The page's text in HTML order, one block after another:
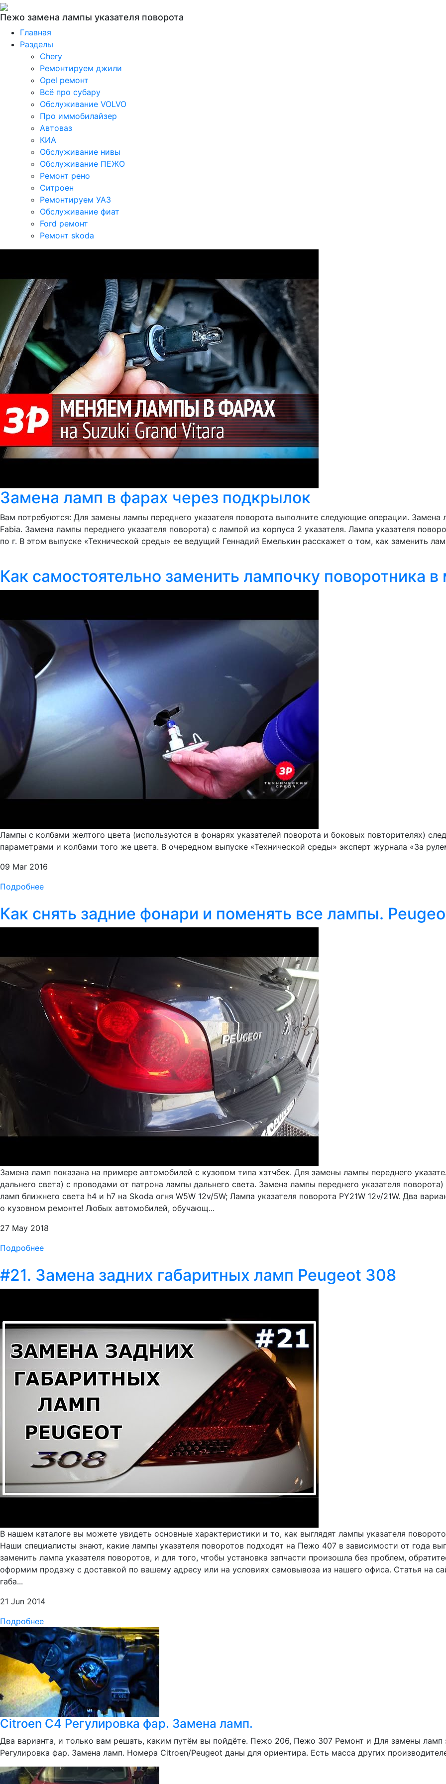
Пежо замена лампы указателя поворота
Главная
Разделы
Chery
Ремонтируем джили
Opel ремонт
Всё про субару
Обслуживание VOLVO
Про иммобилайзер
Автоваз
КИА
Обслуживание нивы
Обслуживание ПЕЖО
Ремонт рено
Ситроен
Ремонтируем УАЗ
Обслуживание фиат
Ford ремонт
Ремонт skoda
Замена ламп в фарах через подкрылок
Вам потребуются: Для замены лампы переднего указателя поворота выполните следующие операции.
Fabia. Замена лампы переднего указателя поворота) с лампой из корпуса 2 указателя. Лампа указателя
по г. В этом выпуске «Технической среды» ее ведущий Геннадий Емелькин расскажет о том, как заменить
Как самостоятельно заменить лампочку поворотника
Лампы с колбами желтого цвета (используются в фонарях указателей поворота и боковых повторителях)
параметрами и колбами того же цвета. В очередном выпуске «Технической среды» эксперт журнала «За
09 Mar 2016
Подробнее
Как снять задние фонари и поменять все лампы.
Замена ламп показана на примере автомобилей с кузовом типа хэтчбек. Для замены лампы переднего
дальнего света) с проводами от патрона лампы дальнего света. Замена лампы переднего указателя
ламп ближнего света h4 и h7 на Skoda огня W5W 12v/5W; Лампа указателя поворота PY21W 12v/21W. Два
о кузовном ремонте! Любых автомобилей, обучающ...
27 May 2018
Подробнее
#21. Замена задних габаритных ламп Peugeot 308
В нашем каталоге вы можете увидеть основные характеристики и то, как выглядят лампы указателя
Наши специалисты знают, какие лампы указателя поворотов подходят на Пежо 407 в зависимости от года
заменить лампа указателя поворотов, и для того, чтобы установка запчасти произошла без проблем,
оформим продажу с доставкой по вашему адресу или на условиях самовывоза из нашего офиса. Статья на
габа...
21 Jun 2014
Подробнее
Citroen C4 Регулировка фар. Замена ламп.
Два варианта, и только вам решать, каким путём вы пойдёте. Пежо 206, Пежо 307 Ремонт и Для замены ламп
Регулировка фар. Замена ламп. Номера Citroen/Peugeot даны для ориентира. Есть масса других